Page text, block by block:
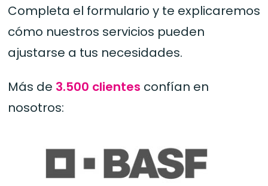
Completa el formulario y te explicaremos
cómo nuestros servicios pueden
ajustarse a tus necesidades.
Más de 3.500 clientes confían en
nosotros: